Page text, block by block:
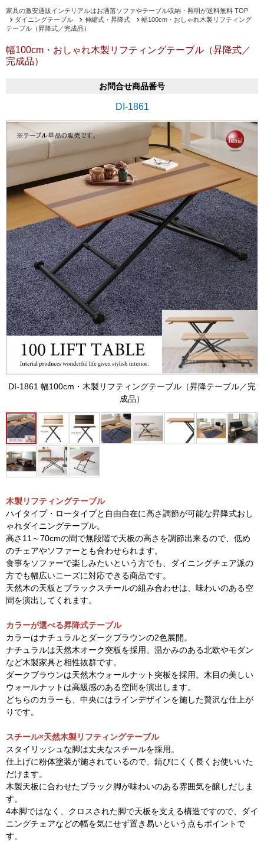
家具の激安通販インテリアルはお洒落ソファやテーブル収納・照明が送料無料 TOP
ダイニングテーブル
伸縮式・昇降式
幅100cm・おしゃれ木製リフティング
テーブル（昇降式／完成品）
幅100cm・おしゃれ木製リフティングテーブル（昇降式／
完成品）
お問合せ商品番号
DI-1861
DI-1861 幅100cm・木製リフティングテーブル（昇降テーブル／完
成品）
木製リフティングテーブル
ハイタイプ・ロータイプと自由自在に高さ調節が可能な昇降式おし
ゃれダイニングテーブル。
高さ11～70cmの間で無段階で天板の高さを調節出来るので、低め
のチェアやソファーとも合わせられます。
食事をソファーで楽しみたいという方でも、ダイニングチェア派の
方でも幅広いニーズに対応できる商品です。
天然木の天板とブラックスチールの組み合わせは、味わいのある空
間を演出してくれます。
カラーが選べる昇降式テーブル
カラーはナチュラルとダークブラウンの2色展開。
ナチュラルは天然木オーク突板を採用。温かみのある北欧やモダン
など木製家具と相性抜群です。
ダークブラウンは天然木ウォールナット突板を採用。木目の美しい
ウォールナットは高級感のある空間を演出します。
どちらのカラーも、中央にはラインデザインを施した贅沢な仕上が
りです。
スチール×天然木製リフティングテーブル
スタイリッシュな脚は丈夫なスチールを採用。
仕上げに粉体塗装が施されているので、錆びにくく長くお使いいた
だけます。
木製天板に合わせたブラック脚が味わいのある雰囲気を醸しだしま
す。
4本脚ではなく、クロスされた脚で天板を支える構造ですので、ダイ
ニングチェアなどの幅を気にせず置き易いという点もポイントで
す。